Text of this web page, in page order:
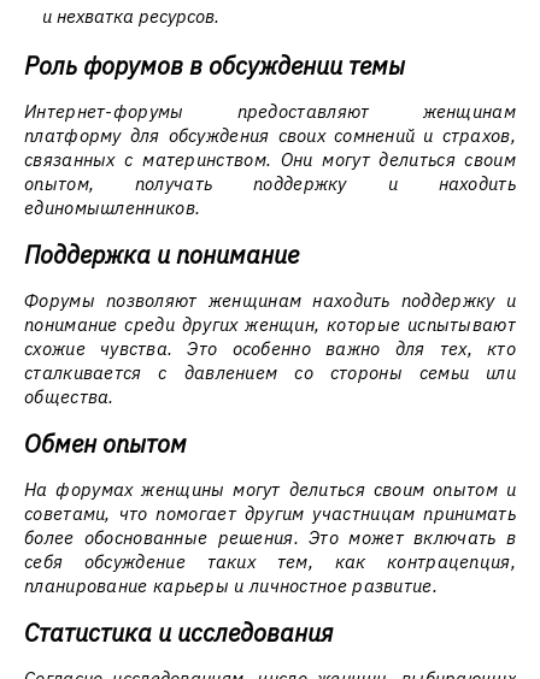
и нехватка ресурсов.
Роль форумов в обсуждении темы
Интернет-форумы предоставляют женщинам
платформу для обсуждения своих сомнений и страхов,
связанных с материнством. Они могут делиться своим
опытом, получать поддержку и находить
единомышленников.
Поддержка и понимание
Форумы позволяют женщинам находить поддержку и
понимание среди других женщин, которые испытывают
схожие чувства. Это особенно важно для тех, кто
сталкивается с давлением со стороны семьи или
общества.
Обмен опытом
На форумах женщины могут делиться своим опытом и
советами, что помогает другим участницам принимать
более обоснованные решения. Это может включать в
себя обсуждение таких тем, как контрацепция,
планирование карьеры и личностное развитие.
Статистика и исследования